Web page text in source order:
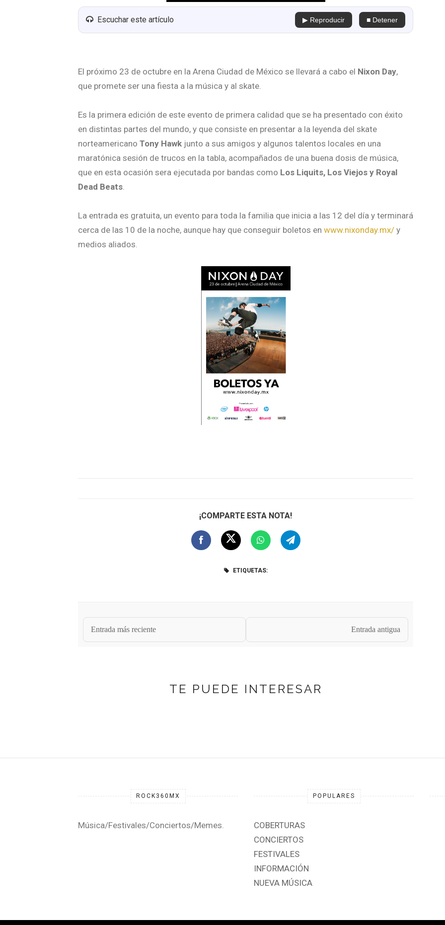
Escuchar este artículo ▶ Reproducir ■ Detener
El próximo 23 de octubre en la Arena Ciudad de México se llevará a cabo el Nixon Day,
que promete ser una fiesta a la música y al skate.
Es la primera edición de este evento de primera calidad que se ha presentado con éxito
en distintas partes del mundo, y que consiste en presentar a la leyenda del skate
norteamericano Tony Hawk junto a sus amigos y algunos talentos locales en una
maratónica sesión de trucos en la tabla, acompañados de una buena dosis de música,
que en esta ocasión sera ejecutada por bandas como Los Liquits, Los Viejos y Royal
Dead Beats.
La entrada es gratuita, un evento para toda la familia que inicia a las 12 del día y terminará
cerca de las 10 de la noche, aunque hay que conseguir boletos en www.nixonday.mx/ y
medios aliados.
¡COMPARTE ESTA NOTA!
ETIQUETAS:
Entrada más reciente Entrada antigua
TE PUEDE INTERESAR
ROCK360MX
Música/Festivales/Conciertos/Memes.
POPULARES
COBERTURAS
CONCIERTOS
FESTIVALES
INFORMACIÓN
NUEVA MÚSICA